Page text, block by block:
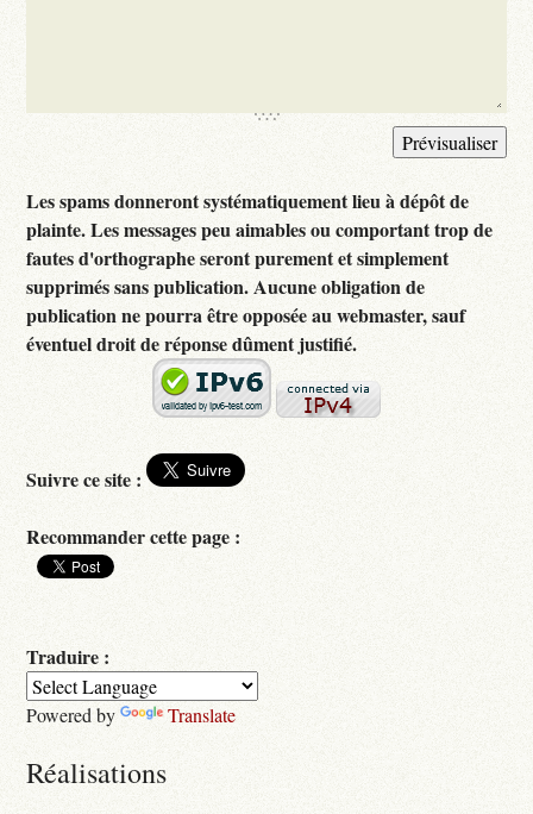
Les spams donneront systématiquement lieu à dépôt de
plainte. Les messages peu aimables ou comportant trop de
fautes d'orthographe seront purement et simplement
supprimés sans publication. Aucune obligation de
publication ne pourra être opposée au webmaster, sauf
éventuel droit de réponse dûment justifié.
Suivre ce site :
Recommander cette page :
Traduire :
Powered by Translate
Réalisations